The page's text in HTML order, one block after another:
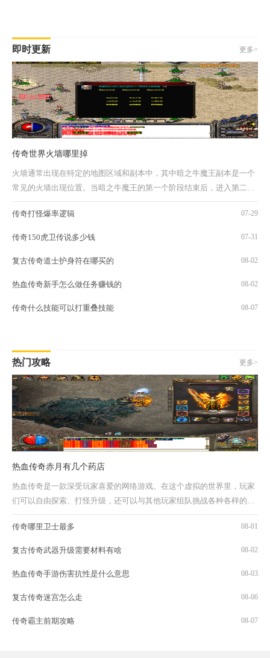
即时更新 更多>
传奇世界火墙哪里掉
火墙通常出现在特定的地图区域和副本中，其中暗之牛魔王副本是一个
常见的火墙出现位置。当暗之牛魔王的第一个阶段结束后，进入第二个
阶段时会触发火墙出现在副本入口处。另一...
传奇打怪爆率逻辑
07-29
传奇150虎卫传说多少钱 07-31
复古传奇道士护身符在哪买的 08-02
热血传奇新手怎么做任务赚钱的 08-02
传奇什么技能可以打重叠技能 08-07
热门攻略 更多>
热血传奇赤月有几个药店
热血传奇是一款深受玩家喜爱的网络游戏。在这个虚拟的世界里，玩家
们可以自由探索、打怪升级，还可以与其他玩家组队挑战各种各样的副
本。而在游戏中，药店也是非常重要的一部...
传奇哪里卫士最多
08-01
复古传奇武器升级需要材料有啥 08-02
热血传奇手游伤害抗性是什么意思 08-03
复古传奇迷宫怎么走 08-06
传奇霸主前期攻略 08-07